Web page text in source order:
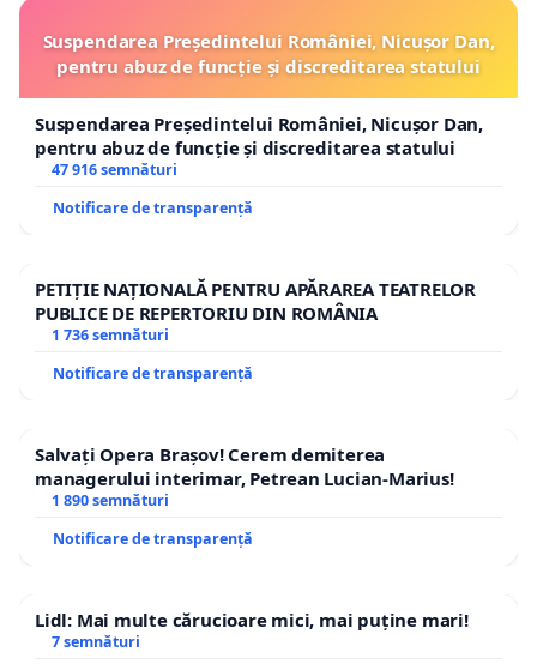
Suspendarea Președintelui României, Nicușor Dan,
pentru abuz de funcție și discreditarea statului
Suspendarea Președintelui României, Nicușor Dan,
pentru abuz de funcție și discreditarea statului
47 916 semnături
Notificare de transparență
PETIȚIE NAȚIONALĂ PENTRU APĂRAREA TEATRELOR
PUBLICE DE REPERTORIU DIN ROMÂNIA
1 736 semnături
Notificare de transparență
Salvați Opera Brașov! Cerem demiterea
managerului interimar, Petrean Lucian-Marius!
1 890 semnături
Notificare de transparență
Lidl: Mai multe cărucioare mici, mai puține mari!
7 semnături